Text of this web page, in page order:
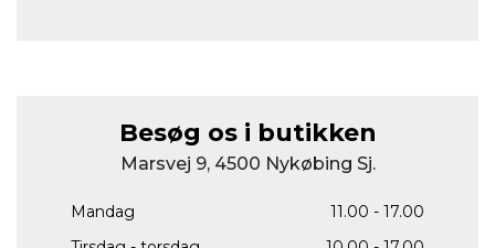
Besøg os i butikken
Marsvej 9, 4500 Nykøbing Sj.
Mandag
11.00 - 17.00